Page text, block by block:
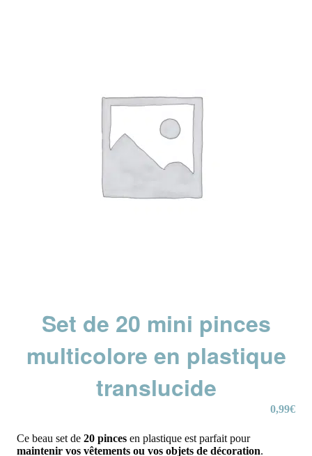
Set de 20 mini pinces
multicolore en plastique
translucide
0,99€
Ce beau set de 20 pinces en plastique est parfait pour
maintenir vos vêtements ou vos objets de décoration.